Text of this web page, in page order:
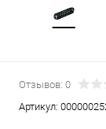
Отзывов: 0
Артикул: